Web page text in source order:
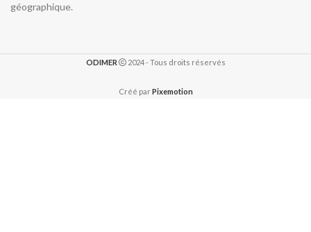
géographique.
ODIMER 2024 - Tous droits réservés
Créé parPixemotion